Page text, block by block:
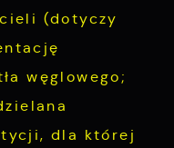
(dotyczy
węglowego;
dla której